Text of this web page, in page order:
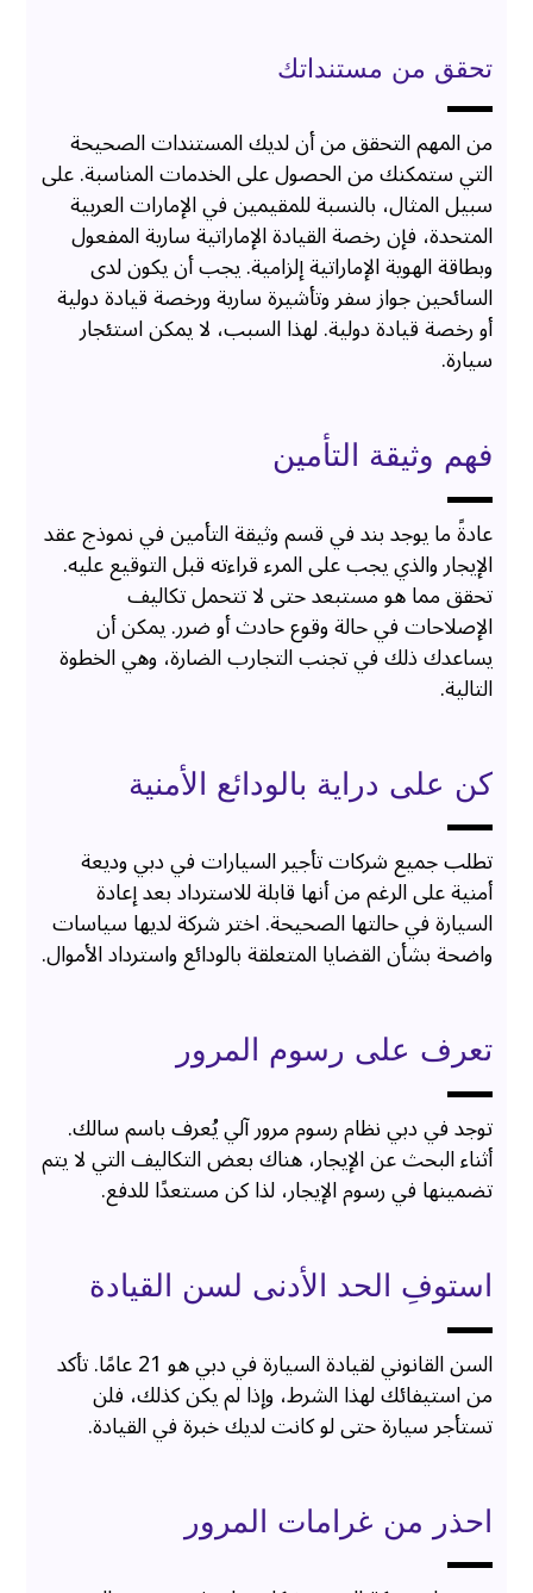
تحقق من مستنداتك
من المهم التحقق من أن لديك المستندات الصحيحة
التي ستمكنك من الحصول على الخدمات المناسبة. على
سبيل المثال، بالنسبة للمقيمين في الإمارات العربية
المتحدة، فإن رخصة القيادة الإماراتية سارية المفعول
وبطاقة الهوية الإماراتية إلزامية. يجب أن يكون لدى
السائحين جواز سفر وتأشيرة سارية ورخصة قيادة دولية
أو رخصة قيادة دولية. لهذا السبب، لا يمكن استئجار
سيارة.
فهم وثيقة التأمين
عادةً ما يوجد بند في قسم وثيقة التأمين في نموذج عقد
الإيجار والذي يجب على المرء قراءته قبل التوقيع عليه.
تحقق مما هو مستبعد حتى لا تتحمل تكاليف
الإصلاحات في حالة وقوع حادث أو ضرر. يمكن أن
يساعدك ذلك في تجنب التجارب الضارة، وهي الخطوة
التالية.
كن على دراية بالودائع الأمنية
تطلب جميع شركات تأجير السيارات في دبي وديعة
أمنية على الرغم من أنها قابلة للاسترداد بعد إعادة
السيارة في حالتها الصحيحة. اختر شركة لديها سياسات
واضحة بشأن القضايا المتعلقة بالودائع واسترداد الأموال.
تعرف على رسوم المرور
توجد في دبي نظام رسوم مرور آلي يُعرف باسم سالك.
أثناء البحث عن الإيجار، هناك بعض التكاليف التي لا يتم
تضمينها في رسوم الإيجار، لذا كن مستعدًا للدفع.
استوفِ الحد الأدنى لسن القيادة
السن القانوني لقيادة السيارة في دبي هو 21 عامًا. تأكد
من استيفائك لهذا الشرط، وإذا لم يكن كذلك، فلن
تستأجر سيارة حتى لو كانت لديك خبرة في القيادة.
احذر من غرامات المرور